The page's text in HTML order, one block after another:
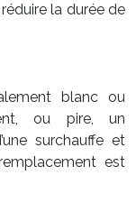
la durée de
blanc ou
ou pire, un
surchauffe et
est